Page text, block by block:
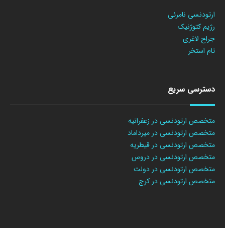
ارتودنسی نامرئی
رژیم کتوژنیک
جراح لاغری
تام استخر
دسترسی سریع
متخصص ارتودنسی در زعفرانیه
متخصص ارتودنسی در میرداماد
متخصص ارتودنسی در قیطریه
متخصص ارتودنسی در دروس
متخصص ارتودنسی در دولت
متخصص ارتودنسی در کرج